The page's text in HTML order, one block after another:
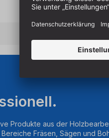
8 mm
Produkte aus der
Fräsen, Sägen und